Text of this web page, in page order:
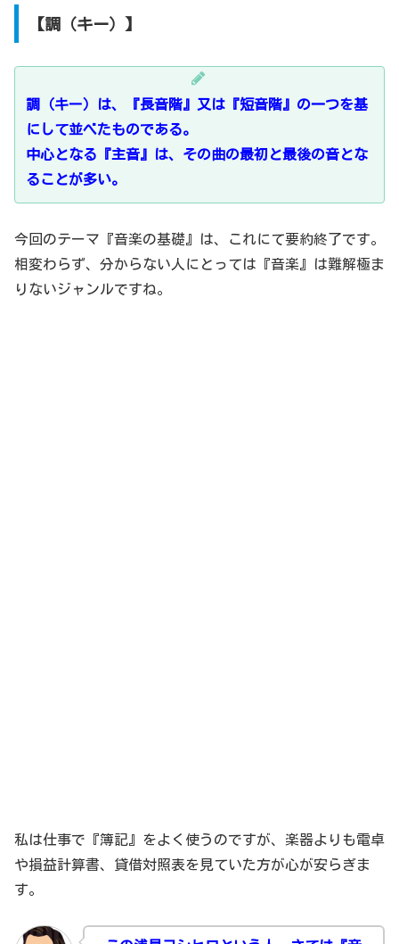
【調（キー）】
調（キー）は、『長音階』又は『短音階』の一つを基
にして並べたものである。
中心となる『主音』は、その曲の最初と最後の音とな
ることが多い。
今回のテーマ『音楽の基礎』は、これにて要約終了です。
相変わらず、分からない人にとっては『音楽』は難解極ま
りないジャンルですね。
私は仕事で『簿記』をよく使うのですが、楽器よりも電卓
や損益計算書、貸借対照表を見ていた方が心が安らぎま
す。